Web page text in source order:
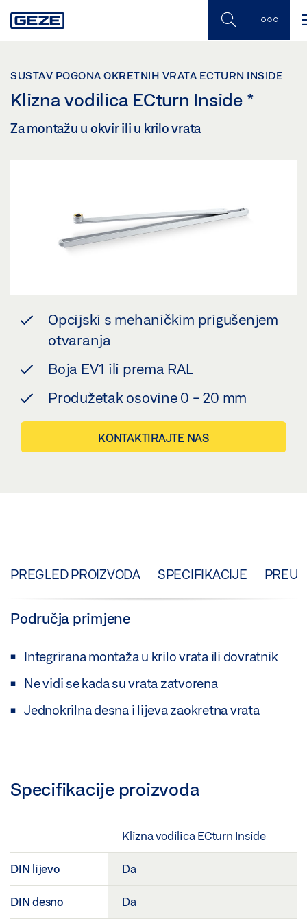
to
SUSTAV POGONA OKRETNIH VRATA ECTURN INSIDE
Klizna vodilica ECturn Inside *
Za montažu u okvir ili u krilo vrata
Opcijski s mehaničkim prigušenjem
otvaranja
Boja EV1 ili prema RAL
Produžetak osovine 0 - 20 mm
KONTAKTIRAJTE NAS
PREGLED PROIZVODA SPECIFIKACIJE
Područja primjene
Integrirana montaža u krilo vrata ili dovratnik
Ne vidi se kada su vrata zatvorena
Jednokrilna desna i lijeva zaokretna vrata
Specifikacije proizvoda
Klizna vodilica ECturn Inside
DIN lijevo Da
DIN desno Da